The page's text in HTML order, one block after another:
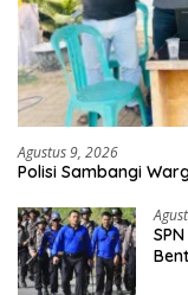
Agustus 9, 2026
Polisi Sambangi